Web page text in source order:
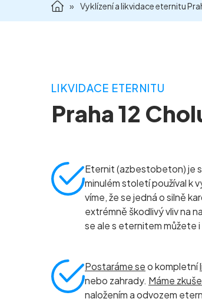
» Vyklízení a likvidace eternitu
LIKVIDACE ETERNITU
Praha 12
Eternit (azbestobeton) je
minulém století používal k
víme, že se jedná o silně
extrémně škodlivý vliv na
se ale s eternitem můžete
Postaráme seo kompletní
nebo zahrady. Máme
naložením a odvozem